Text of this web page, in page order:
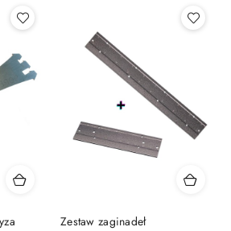
Zestaw zaginadeł